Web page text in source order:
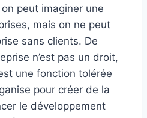
peut imaginer une
mais on ne peut
sans clients. De
n’est pas un droit,
une fonction tolérée
pour créer de la
le développement